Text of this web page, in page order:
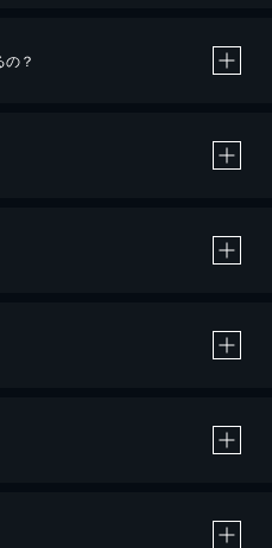
？
ド決済による作品の購入 / レンタルです。
/ レンタルは、20％のポイント還元です。